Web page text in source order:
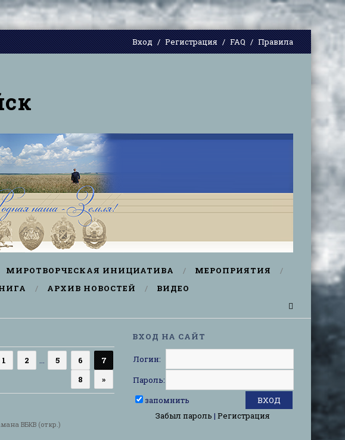
Вход Регистрация FAQ Правила
МИРОТВОРЧЕСКАЯ ИНИЦИАТИВА
МЕРОПРИЯТИЯ
АРХИВ НОВОСТЕЙ ВИДЕО
1 2 ... 5 6
7
8
»
ВБКВ (откр.)
ВХОД НА САЙТ
Логин:
Пароль:
запомнить
Забыл пароль | Регистрация